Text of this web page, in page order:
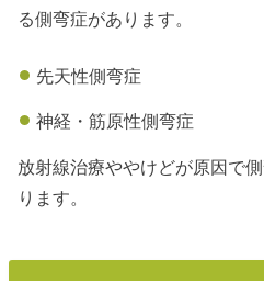
る側弯症があります。
先天性側弯症
神経・筋原性側弯症
放射線治療ややけどが原因で
ります。